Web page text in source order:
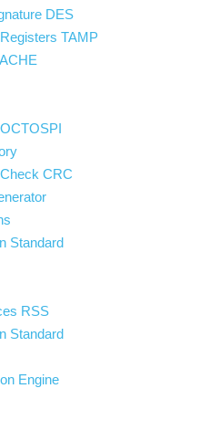
DES
TAMP
CRC
Standard
RSS
Standard
Engine